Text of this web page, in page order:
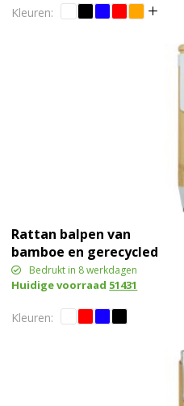
Rattan balpen van
bamboe en gerecycled
plastic (zwarte inkt)
Bedrukt in 8 werkdagen
Huidige voorraad 51431